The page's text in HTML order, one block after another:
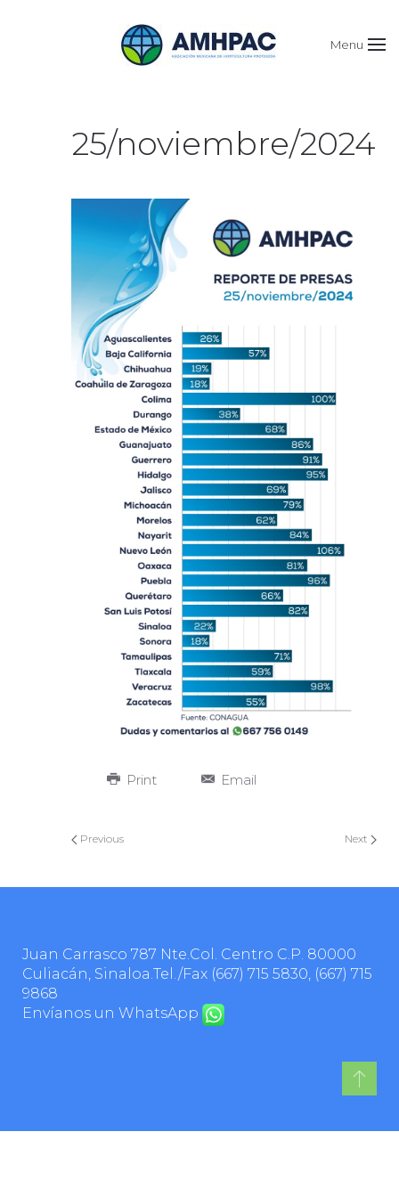
Menu
25/noviembre/2024
Print Email
Previous Next
Juan Carrasco 787 Nte.Col. Centro C.P. 80000
Culiacán, Sinaloa.Tel./Fax (667) 715 5830 (667) 715
9868
Envíanos un WhatsApp